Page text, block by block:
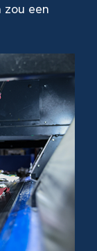
zou een